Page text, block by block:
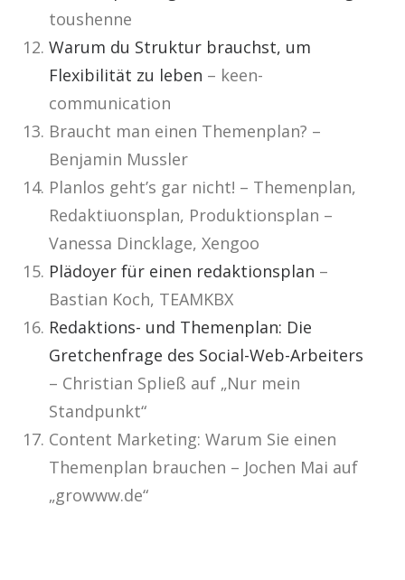
toushenne
Warum du Struktur brauchst, um
Flexibilität zu leben – keen-
communication
Braucht man einen Themenplan? –
Benjamin Mussler
Planlos geht’s gar nicht! – Themenplan,
Redaktiuonsplan, Produktionsplan –
Vanessa Dincklage, Xengoo
Plädoyer für einen redaktionsplan –
Bastian Koch, TEAMKBX
Redaktions- und Themenplan: Die
Gretchenfrage des Social-Web-Arbeiters
– Christian Spließ auf „Nur mein
Standpunkt“
Content Marketing: Warum Sie einen
Themenplan brauchen – Jochen Mai auf
„growww.de“